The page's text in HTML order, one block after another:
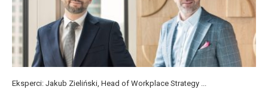
Eksperci: Jakub Zieliński, Head of Workplace Strategy ...